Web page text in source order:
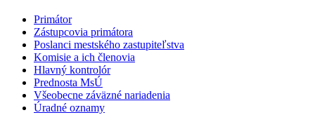
Primátor
Zástupcovia primátora
Poslanci mestského zastupiteľstva
Komisie a ich členovia
Hlavný kontrolór
Prednosta MsÚ
Všeobecne záväzné nariadenia
Úradné oznamy